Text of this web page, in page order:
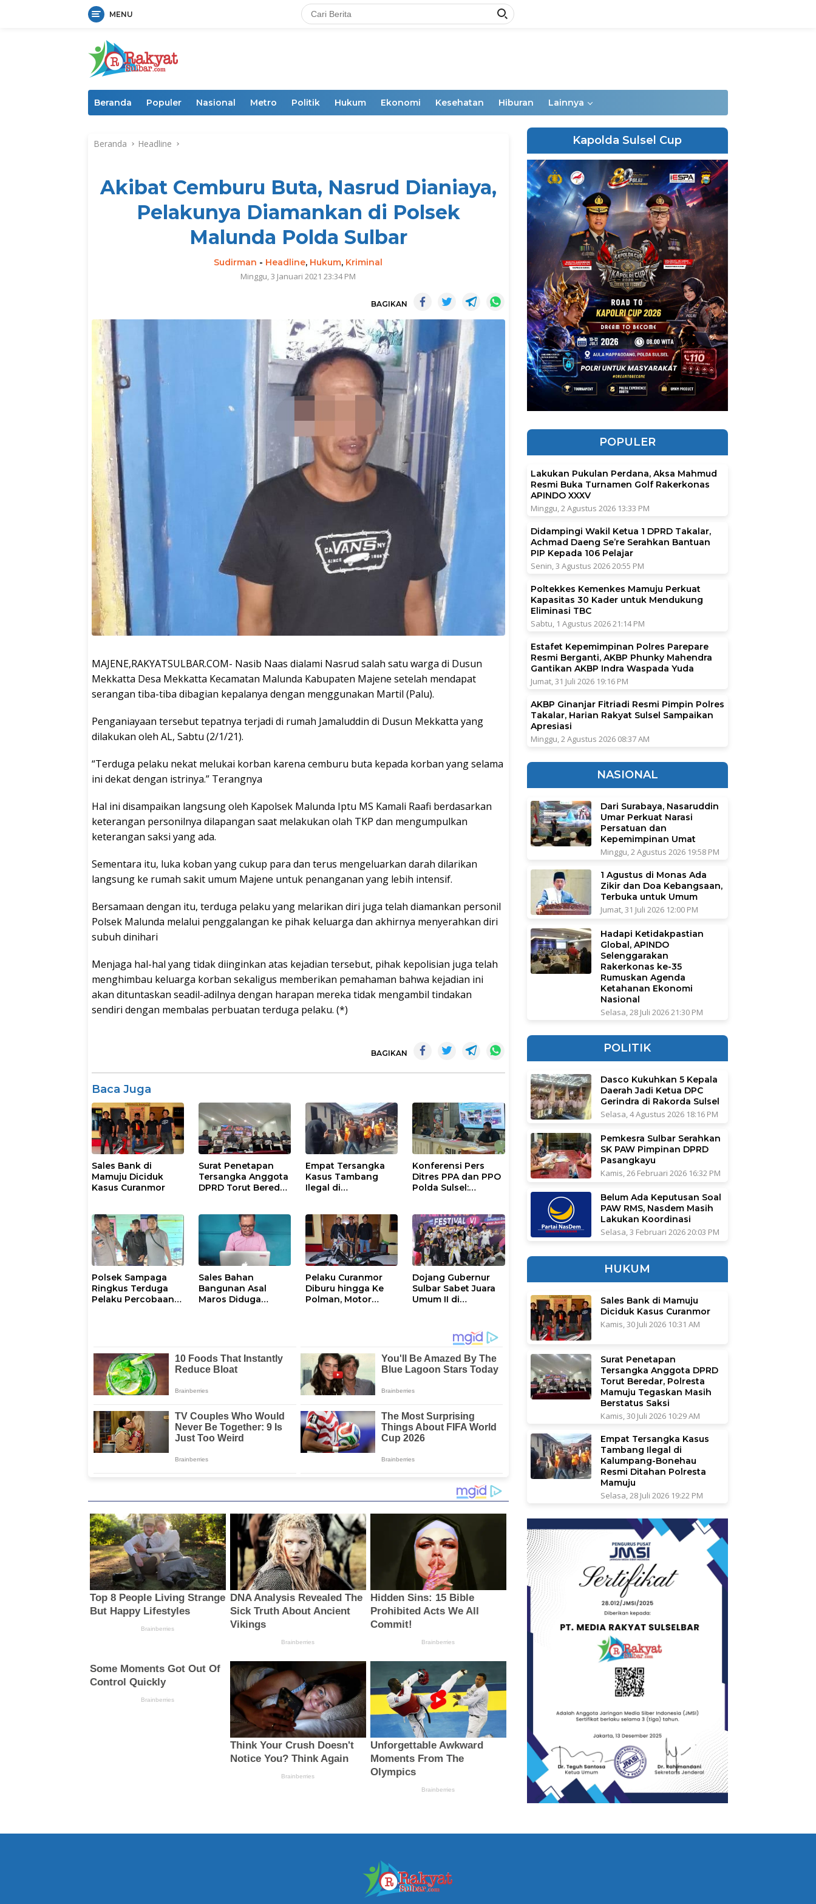
MENU
Beranda Populer Nasional Metro Politik Hukum Ekonomi Kesehatan Hiburan Lainnya
Beranda Headline
Akibat Cemburu Buta, Nasrud Dianiaya,
Pelakunya Diamankan di Polsek
Malunda Polda Sulbar
Sudirman - Headline, Hukum, Kriminal
Minggu, 3 Januari 2021 23:34 PM
BAGIKAN
MAJENE,RAKYATSULBAR.COM- Nasib Naas dialami Nasrud salah satu warga di Dusun
Mekkatta Desa Mekkatta Kecamatan Malunda Kabupaten Majene setelah mendapat
serangan tiba-tiba dibagian kepalanya dengan menggunakan Martil (Palu).
Penganiayaan tersebut tepatnya terjadi di rumah Jamaluddin di Dusun Mekkatta yang
dilakukan oleh AL, Sabtu (2/1/21).
“Terduga pelaku nekat melukai korban karena cemburu buta kepada korban yang selama
ini dekat dengan istrinya.” Terangnya
Hal ini disampaikan langsung oleh Kapolsek Malunda Iptu MS Kamali Raafi berdasarkan
keterangan personilnya dilapangan saat melakukan olah TKP dan mengumpulkan
keterangan saksi yang ada.
Sementara itu, luka koban yang cukup para dan terus mengeluarkan darah dilarikan
langsung ke rumah sakit umum Majene untuk penanganan yang lebih intensif.
Bersamaan dengan itu, terduga pelaku yang melarikan diri juga telah diamankan personil
Polsek Malunda melalui penggalangan ke pihak keluarga dan akhirnya menyerahkan diri
subuh dinihari
Menjaga hal-hal yang tidak diinginkan atas kejadian tersebut, pihak kepolisian juga telah
menghimbau keluarga korban sekaligus memberikan pemahaman bahwa kejadian ini
akan dituntaskan seadil-adilnya dengan harapan mereka tidak mengambil tindakan
sendiri dengan membalas perbuatan terduga pelaku. (*)
BAGIKAN
Baca Juga
Sales Bank di
Mamuju Diciduk
Kasus Curanmor
Surat Penetapan
Tersangka Anggota
DPRD Torut Beredar,
Berstatus Saksi
Empat Tersangka
Kasus Tambang
Ilegal di
Ditahan Polresta
Mamuju
Konferensi Pers
Ditres PPA dan PPO
Polda Sulsel:
Eksploitasi Anak di
Dua Wilayah
Polsek Sampaga
Ringkus Terduga
Pelaku Percobaan
Sales Bahan
Bangunan Asal
Maros Diduga
Pelaku Curanmor
Diburu hingga Ke
Polman, Motor
Dojang Gubernur
Sulbar Sabet Juara
Umum II di
Kapolda Sulsel Cup
POPULER
Lakukan Pukulan Perdana, Aksa Mahmud
Resmi Buka Turnamen Golf Rakerkonas
APINDO XXXV
Minggu, 2 Agustus 2026 13:33 PM
Didampingi Wakil Ketua 1 DPRD Takalar,
Achmad Daeng Se’re Serahkan Bantuan
PIP Kepada 106 Pelajar
Senin, 3 Agustus 2026 20:55 PM
Poltekkes Kemenkes Mamuju Perkuat
Kapasitas 30 Kader untuk Mendukung
Eliminasi TBC
Sabtu, 1 Agustus 2026 21:14 PM
Estafet Kepemimpinan Polres Parepare
Resmi Berganti, AKBP Phunky Mahendra
Gantikan AKBP Indra Waspada Yuda
Jumat, 31 Juli 2026 19:16 PM
AKBP Ginanjar Fitriadi Resmi Pimpin Polres
Takalar, Harian Rakyat Sulsel Sampaikan
Apresiasi
Minggu, 2 Agustus 2026 08:37 AM
NASIONAL
Dari Surabaya, Nasaruddin
Umar Perkuat Narasi
Persatuan dan
Kepemimpinan Umat
Minggu, 2 Agustus 2026 19:58 PM
1 Agustus di Monas Ada
Zikir dan Doa Kebangsaan,
Terbuka untuk Umum
Jumat, 31 Juli 2026 12:00 PM
Hadapi Ketidakpastian
Global, APINDO
Selenggarakan
Rakerkonas ke-35
Rumuskan Agenda
Ketahanan Ekonomi
Nasional
Selasa, 28 Juli 2026 21:30 PM
POLITIK
Dasco Kukuhkan 5 Kepala
Daerah Jadi Ketua DPC
Gerindra di Rakorda Sulsel
Selasa, 4 Agustus 2026 18:16 PM
Pemkesra Sulbar Serahkan
SK PAW Pimpinan DPRD
Pasangkayu
Kamis, 26 Februari 2026 16:32 PM
Belum Ada Keputusan Soal
PAW RMS, Nasdem Masih
Lakukan Koordinasi
Selasa, 3 Februari 2026 20:03 PM
HUKUM
Sales Bank di Mamuju
Diciduk Kasus Curanmor
Kamis, 30 Juli 2026 10:31 AM
Surat Penetapan
Tersangka Anggota DPRD
Torut Beredar, Polresta
Mamuju Tegaskan Masih
Berstatus Saksi
Kamis, 30 Juli 2026 10:29 AM
Empat Tersangka Kasus
Tambang Ilegal di
Kalumpang-Bonehau
Resmi Ditahan Polresta
Mamuju
Selasa, 28 Juli 2026 19:22 PM